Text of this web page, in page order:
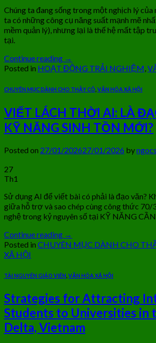
Chúng ta đang sống trong một nghịch lý của
ta có những công cụ năng suất mạnh mẽ
mềm quản lý), nhưng lại là thế hệ mất tập
tại.
Continue reading →
Posted in HOẠT ĐỘNG TRẢI NGHIỆM
CHUYÊN MỤC DÀNH CHO THẦY CÔ VĂN HÓA XÃ HỘI
VIẾT LÁCH THỜI AI: LÀ
KỸ NĂNG SINH TỒN MỚI?
Posted on 27/01/202627/01/2026 by
27
Th1
Sử dụng AI để viết bài có phải là đạo văn?
giữa hỗ trợ và sao chép cùng công thức 70/
nghệ trong kỷ nguyên số tại KỸ NĂNG
Continue reading →
Posted in CHUYÊN MỤC DÀNH CHO
XÃ HỘI
TÀI NGUYÊN GIÁO VIÊN VĂN HÓA XÃ HỘI
Strategies for Attracting
Students to Universities in
Delta, Vietnam